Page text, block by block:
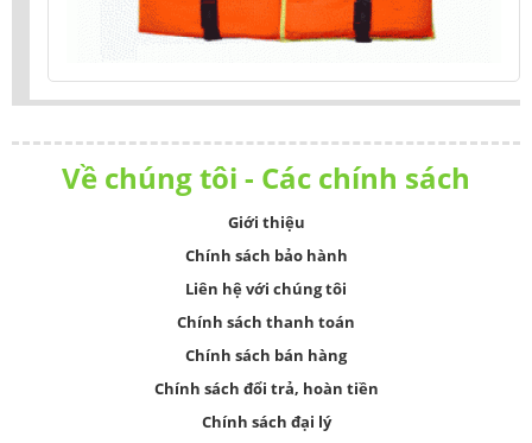
Về chúng tôi - Các chính sách
Giới thiệu
Chính sách bảo hành
Liên hệ với chúng tôi
Chính sách thanh toán
Chính sách bán hàng
Chính sách đổi trả, hoàn tiền
Chính sách đại lý